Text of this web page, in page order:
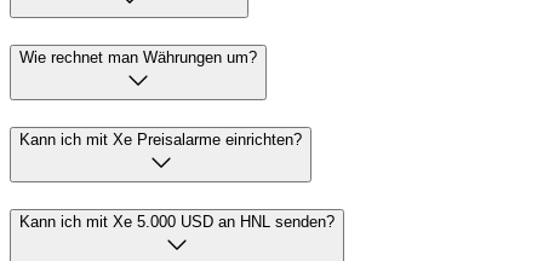
Wie rechnet man Währungen um?
Kann ich mit Xe Preisalarme einrichten?
Kann ich mit Xe 5.000 USD an HNL senden?